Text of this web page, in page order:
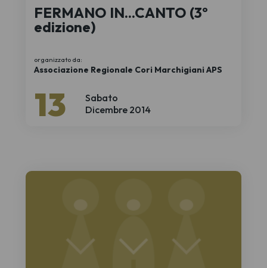
Sabato
13 Dicembre 2014
FERMANO IN...CANTO (3º
edizione)
organizzato da:
Associazione Regionale Cori Marchigiani APS